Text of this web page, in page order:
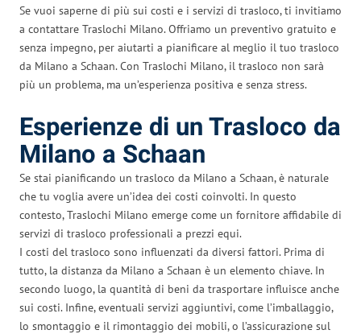
Se vuoi saperne di più sui costi e i servizi di trasloco, ti invitiamo
a contattare Traslochi Milano. Offriamo un preventivo gratuito e
senza impegno, per aiutarti a pianificare al meglio il tuo trasloco
da Milano a Schaan. Con Traslochi Milano, il trasloco non sarà
più un problema, ma un’esperienza positiva e senza stress.
Esperienze di un Trasloco da
Milano a Schaan
Se stai pianificando un trasloco da Milano a Schaan, è naturale
che tu voglia avere un’idea dei costi coinvolti. In questo
contesto, Traslochi Milano emerge come un fornitore affidabile di
servizi di trasloco professionali a prezzi equi.
I costi del trasloco sono influenzati da diversi fattori. Prima di
tutto, la distanza da Milano a Schaan è un elemento chiave. In
secondo luogo, la quantità di beni da trasportare influisce anche
sui costi. Infine, eventuali servizi aggiuntivi, come l’imballaggio,
lo smontaggio e il rimontaggio dei mobili, o l’assicurazione sul